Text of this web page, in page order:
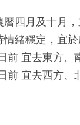
四月及十月
緒穩定，宜
前 宜去東方、
前 宜去西方、